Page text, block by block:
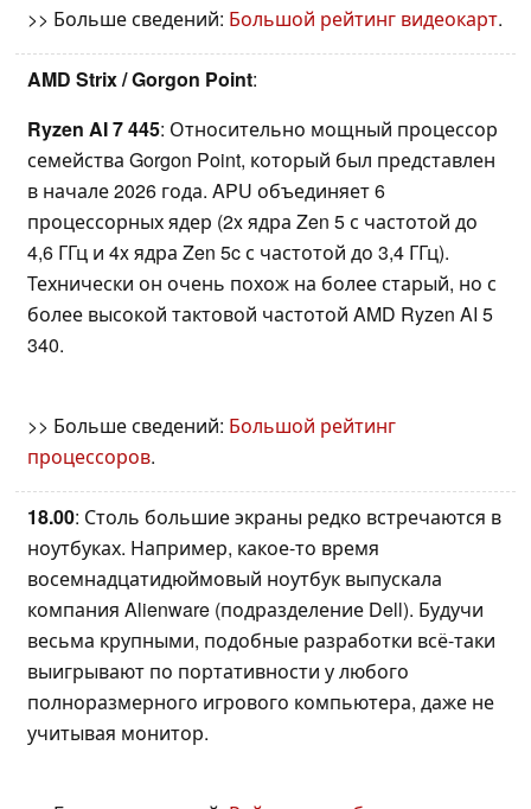
>> Больше сведений: Большой рейтинг видеокарт.
AMD Strix / Gorgon Point:
Ryzen AI 7 445: Относительно мощный процессор
семейства Gorgon Point, который был представлен
в начале 2026 года. APU объединяет 6
процессорных ядер (2x ядра Zen 5 с частотой до
4,6 ГГц и 4x ядра Zen 5c с частотой до 3,4 ГГц).
Технически он очень похож на более старый, но с
более высокой тактовой частотой AMD Ryzen AI 5
340.
>> Больше сведений: Большой рейтинг
процессоров.
18.00: Столь большие экраны редко встречаются в
ноутбуках. Например, какое-то время
восемнадцатидюймовый ноутбук выпускала
компания Alienware (подразделение Dell). Будучи
весьма крупными, подобные разработки всё-таки
выигрывают по портативности у любого
полноразмерного игрового компьютера, даже не
учитывая монитор.